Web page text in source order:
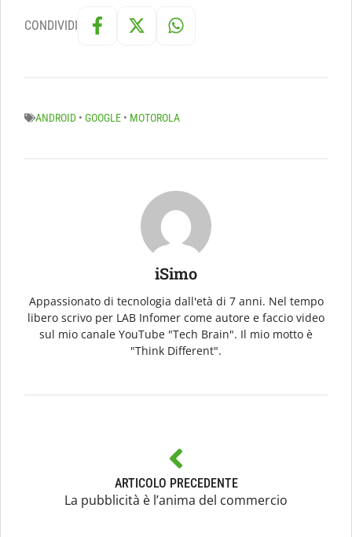
CONDIVIDI
ANDROID • GOOGLE • MOTOROLA
iSimo
Appassionato di tecnologia dall'età di 7 anni. Nel tempo
libero scrivo per LAB Infomer come autore e faccio video
sul mio canale YouTube "Tech Brain". Il mio motto è
"Think Different".
ARTICOLO PRECEDENTE
La pubblicità è l’anima del commercio